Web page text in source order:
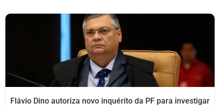
Flávio Dino autoriza novo inquérito da PF para investigar